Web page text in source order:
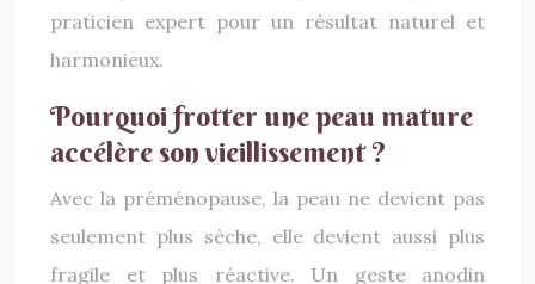
praticien expert pour un résultat naturel et
harmonieux.
Pourquoi frotter une peau mature
accélère son vieillissement ?
Avec la préménopause, la peau ne devient pas
seulement plus sèche, elle devient aussi plus
fragile et plus réactive. Un geste anodin